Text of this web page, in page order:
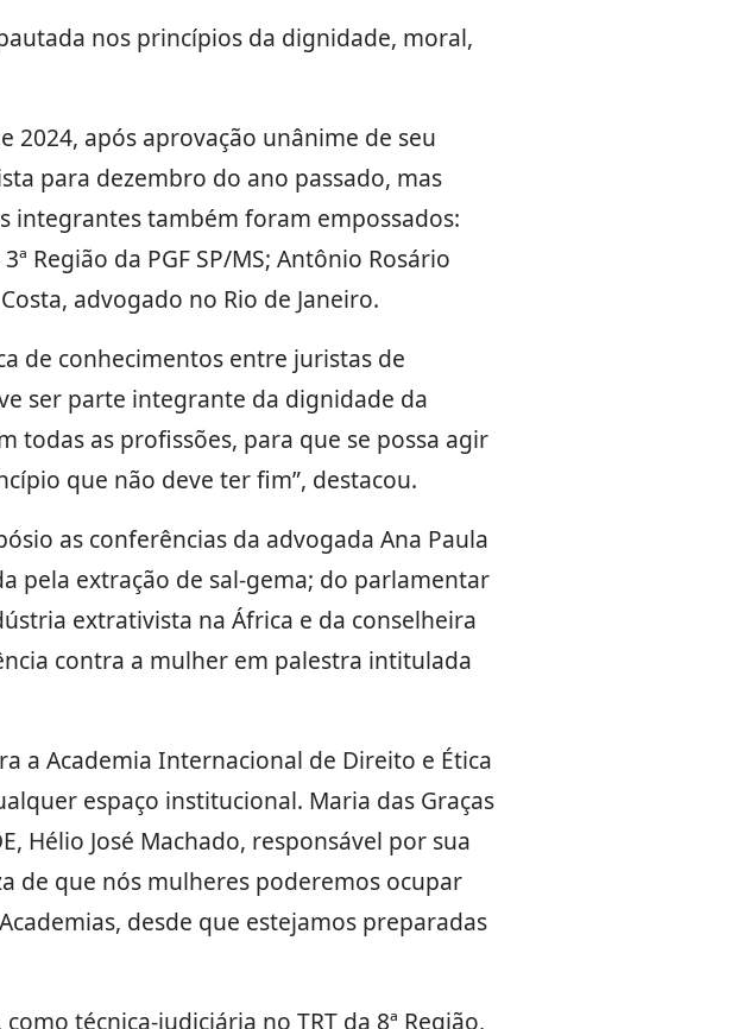
nos princípios da dignidade, moral,
2024, após aprovação unânime de seu
para dezembro do ano passado, mas
integrantes também foram empossados:
Região da PGF SP/MS; Antônio Rosário
advogado no Rio de Janeiro.
de conhecimentos entre juristas de
ser parte integrante da dignidade da
todas as profissões, para que se possa agir
que não deve ter fim”, destacou.
as conferências da advogada Ana Paula
pela extração de sal-gema; do parlamentar
extrativista na África e da conselheira
contra a mulher em palestra intitulada
a Academia Internacional de Direito e Ética
espaço institucional. Maria das Graças
Hélio José Machado, responsável por sua
de que nós mulheres poderemos ocupar
desde que estejamos preparadas
técnica-judiciária no TRT da 8ª Região,